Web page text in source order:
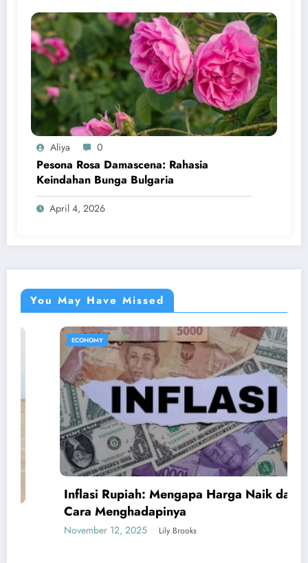
Aliya 0
Pesona Rosa Damascena: Rahasia
Keindahan Bunga Bulgaria
April 4, 2026
You May Have Missed
Inflasi Rupiah: Mengapa Harga Naik dan
Cara Menghadapinya
November 12, 2025 Lily Brooks